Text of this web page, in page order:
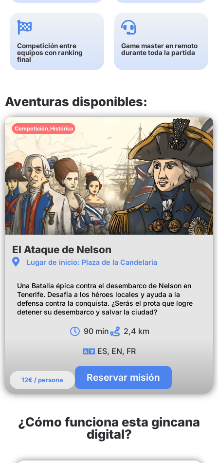
Competición entre
equipos con ranking
final
Game master en remoto
durante toda la partida
Aventuras disponibles:
Competición Histórica
El Ataque de Nelson
Lugar de inicio: Plaza de la Candelaria
Una Batalla épica contra el desembarco de Nelson en
Tenerife. Desafía a los héroes locales y ayuda a la
defensa contra la conquista. ¿Serás el prota que logre
detener su desembarco y salvar la ciudad?
90 min 2,4 km
ES, EN, FR
12€ / persona Reservar misión
¿Cómo funciona esta gincana
digital?